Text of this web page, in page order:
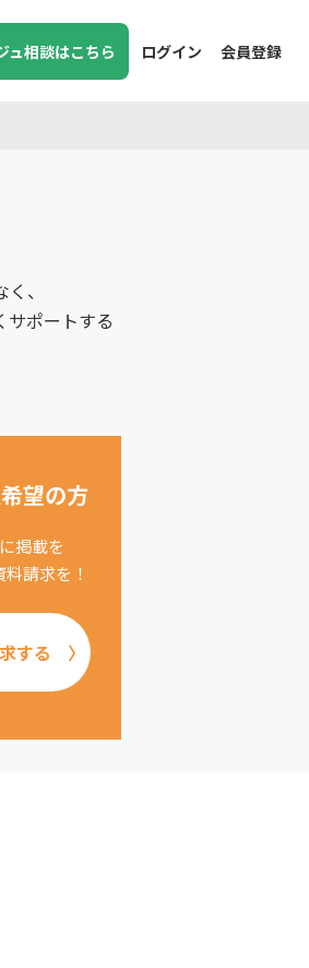
ュ相談はこちら ログイン 会員登録
、
サポートする
望の方
掲載を
請求を！
する